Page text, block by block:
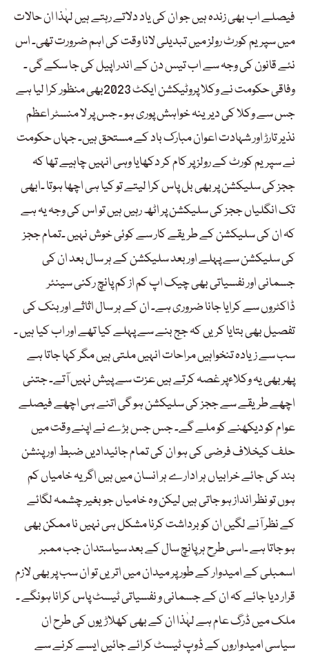
فیصلے اب بھی زندہ ہیں جو ان کی یاد دلاتے رہتے ہیں لہٰذا ان حالات
میں سپریم کورٹ رولز میں تبدیلی لانا وقت کی اہم ضرورت تھی۔ اس
نئے قانون کی وجہ سے اب تیس دن کے اندر اپیل کی جا سکے گی ۔
وفاقی حکومت نے وکلا پروٹیکشن ایکٹ 2023بھی منظور کرا لیا ہے
جس سے وکلا کی دیرینہ خواہش پوری ہو ۔ جس پر لا منسٹر اعظم
نذیر تارڑ اور شہادت اعوان مبارک باد کے مستحق ہیں۔ جہاں حکومت
نے سپریم کورٹ کے رولز پر کام کر دکھایا وہی انہیں چاہیے تھا کہ
ججز کی سلیکشن پر بھی بل پاس کرا لیتے تو کیا ہی اچھا ہوتا ۔ابھی
تک انگلیاں ججز کی سلیکشن پر اٹھ رہیں ہیں تو اس کی وجہ یہ ہے
کہ ان کی سلیکشن کے طریقے کار سے کوئی خوش نہیں ۔تمام ججز
کی سلیکشن سے پہلے اور بعد سلیکشن کے ہر سال بعد ان کی
جسمانی اور نفسیاتی بھی چیک اپ کم از کم پانچ رکنی سینئر
ڈاکٹروں سے کرایا جانا ضروری ہے۔ ان کے ہر سال اثاثے اور بنک کی
تفصیل بھی بتایا کریں کہ جج بنے سے پہلے کیا تھے اور اب کیا ہیں ۔
سب سے زیادہ تنخواہیں مراحات انہیں ملتی ہیں مگر کہا جاتا ہے
پھر بھی یہ وکلاءپر غصہ کرتے ہیں عزت سے پیش نہیں آتے۔ جتنی
اچھے طریقے سے ججز کی سلیکشن ہو گی اتنے ہی اچھے فیصلے
عوام کو دیکھنے کو ملے گے۔ جس جس بڑے نے اپنے وقت میں
حلف کیخلاف فرضی کی ہو ان کی تمام جائیدادیں ضبط اور پنشن
بند کی جائے خرابیاں ہر ادارے ہر انسان میں ہیں اگر یہ خامیاں کم
ہوں تو نظر انداز ہو جاتی ہیں لیکن وہ خامیاں جو بغیر چشمہ لگائے
کے نظر آنے لگیں ان کو برداشت کرنا مشکل ہی نہیں نا ممکن بھی
ہو جاتا ہے ۔اسی طرح ہر پانچ سال کے بعد سیاستدان جب ممبر
اسمبلی کے امیدوار کے طور پر میدان میں اتریں تو ان سب پر بھی لازم
قرار دیا جائے کہ ان کے جسمانی و نفسیاتی ٹیسٹ پاس کرانا ہونگے ۔
ملک میں ڈرگ عام ہے لہٰذا ان کے بھی کھلاڑیوں کی طرح ان
سیاسی امیدواروں کے ڈوپ ٹیسٹ کرائے جائیں ایسے کرنے سے